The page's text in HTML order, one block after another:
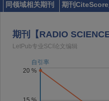
同领域相关期刊 期刊CiteScore